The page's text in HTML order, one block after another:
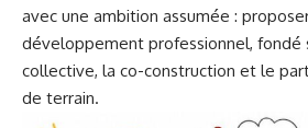
avec une ambition assumée :
développement professionnel, fondé
collective, la co-construction et le
de terrain.